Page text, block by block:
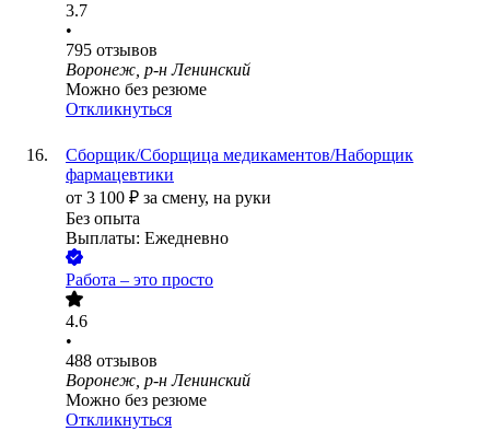
3.7
•
795 отзывов
Воронеж, р-н Ленинский
Можно без резюме
Откликнуться
Сборщик/Сборщица медикаментов/Наборщик
фармацевтики
от 3 100 ₽ за смену, на руки
Без опыта
Выплаты: Ежедневно
Работа – это просто
4.6
•
488 отзывов
Воронеж, р-н Ленинский
Можно без резюме
Откликнуться